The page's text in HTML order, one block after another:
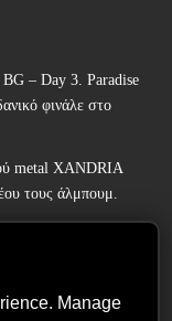
– Day 3. Paradise
φινάλε στο
metal XANDRIA
τους άλμπουμ.
νέο τους στούντιο
Manage